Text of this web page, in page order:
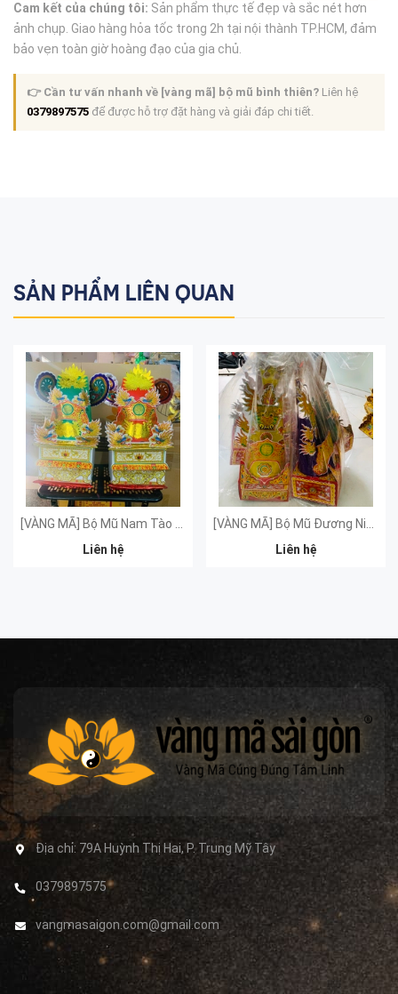
Cam kết của chúng tôi: Sản phẩm thực tế đẹp và sắc nét hơn
ảnh chụp. Giao hàng hỏa tốc trong 2h tại nội thành TP.HCM, đảm
bảo vẹn toàn giờ hoàng đạo của gia chủ.
👉 Cần tư vấn nhanh về [vàng mã] bộ mũ bình thiên? Liên hệ
0379897575 để được hỗ trợ đặt hàng và giải đáp chi tiết.
SẢN PHẨM LIÊN QUAN
Liên hệ
Liên hệ
Địa chỉ: 79A Huỳnh Thị Hai, P. Trung Mỹ Tây
0379897575
vangmasaigon.com@gmail.com